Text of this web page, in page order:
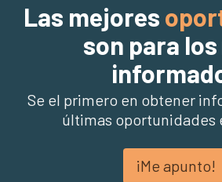
Las mejores
son para
Se el primero en obtener
últimas oportunidades
¡Me apunto!